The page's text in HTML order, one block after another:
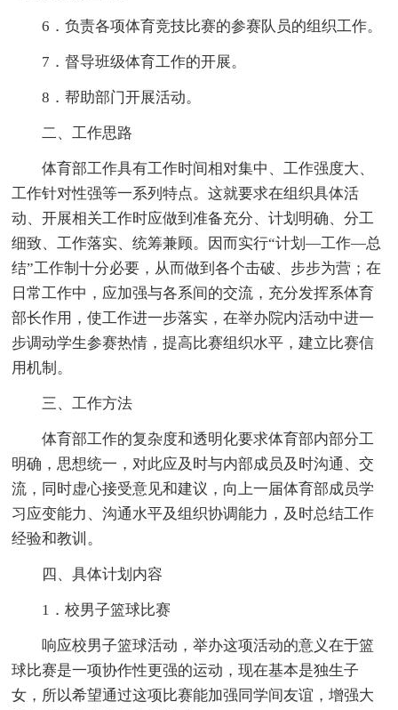
6．负责各项体育竞技比赛的参赛队员的组织工作。
7．督导班级体育工作的开展。
8．帮助部门开展活动。
二、工作思路
体育部工作具有工作时间相对集中、工作强度大、
工作针对性强等一系列特点。这就要求在组织具体活
动、开展相关工作时应做到准备充分、计划明确、分工
细致、工作落实、统筹兼顾。因而实行“计划—工作—总
结”工作制十分必要，从而做到各个击破、步步为营；在
日常工作中，应加强与各系间的交流，充分发挥系体育
部长作用，使工作进一步落实，在举办院内活动中进一
步调动学生参赛热情，提高比赛组织水平，建立比赛信
用机制。
三、工作方法
体育部工作的复杂度和透明化要求体育部内部分工
明确，思想统一，对此应及时与内部成员及时沟通、交
流，同时虚心接受意见和建议，向上一届体育部成员学
习应变能力、沟通水平及组织协调能力，及时总结工作
经验和教训。
四、具体计划内容
1．校男子篮球比赛
响应校男子篮球活动，举办这项活动的意义在于篮
球比赛是一项协作性更强的运动，现在基本是独生子
女，所以希望通过这项比赛能加强同学间友谊，增强大